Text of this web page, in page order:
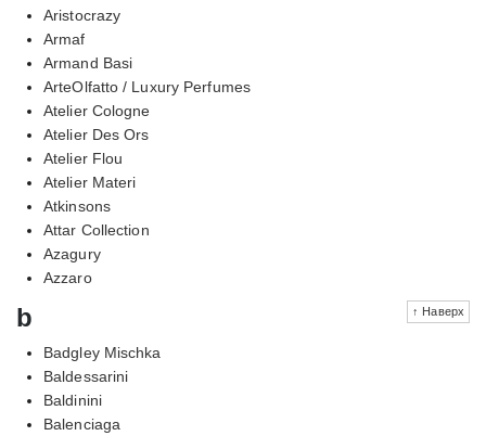
Aristocrazy
Armaf
Armand Basi
ArteOlfatto / Luxury Perfumes
Atelier Cologne
Atelier Des Ors
Atelier Flou
Atelier Materi
Atkinsons
Attar Collection
Azagury
Azzaro
↑ Наверх
b
Badgley Mischka
Baldessarini
Baldinini
Balenciaga